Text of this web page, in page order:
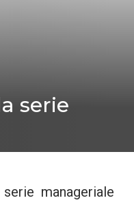
serie
manageriale